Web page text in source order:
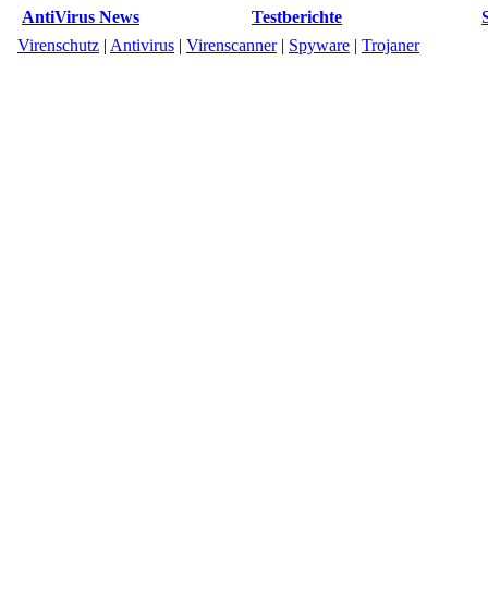
AntiVirus News Testberichte
Virenschutz | Antivirus | Virenscanner| Spyware | Trojaner